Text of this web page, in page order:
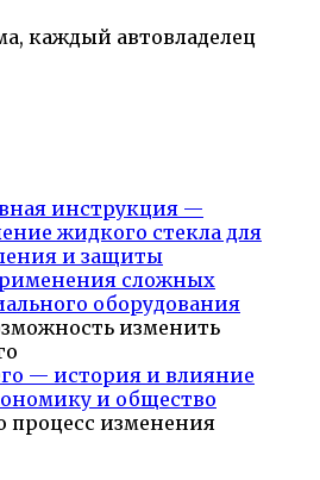
каждый автовладелец
инструкция —
жидкого стекла для
и защиты
сложных
оборудования
изменить
— история и влияние
и общество
процесс изменения